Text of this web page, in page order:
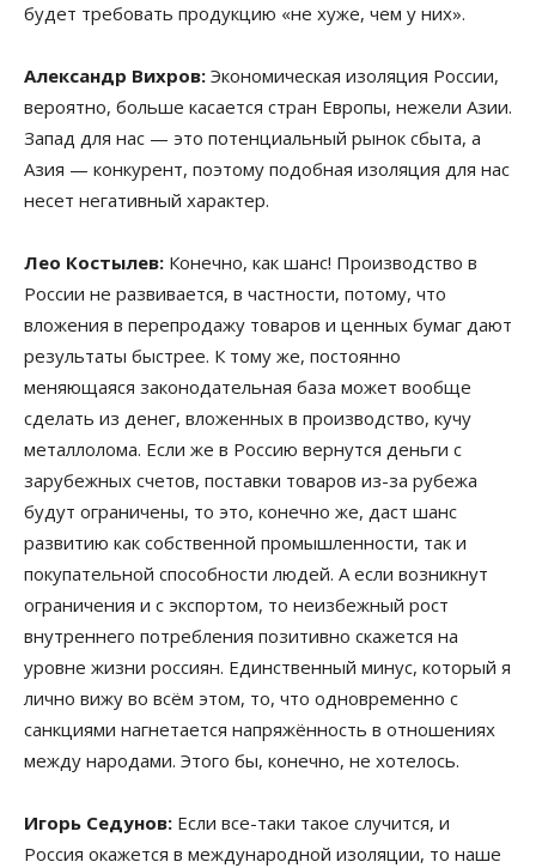
будет требовать продукцию «не хуже, чем у них».
Александр Вихров: Экономическая изоляция России,
вероятно, больше касается стран Европы, нежели Азии.
Запад для нас — это потенциальный рынок сбыта, а
Азия — конкурент, поэтому подобная изоляция для нас
несет негативный характер.
Лео Костылев: Конечно, как шанс! Производство в
России не развивается, в частности, потому, что
вложения в перепродажу товаров и ценных бумаг дают
результаты быстрее. К тому же, постоянно
меняющаяся законодательная база может вообще
сделать из денег, вложенных в производство, кучу
металлолома. Если же в Россию вернутся деньги с
зарубежных счетов, поставки товаров из-за рубежа
будут ограничены, то это, конечно же, даст шанс
развитию как собственной промышленности, так и
покупательной способности людей. А если возникнут
ограничения и с экспортом, то неизбежный рост
внутреннего потребления позитивно скажется на
уровне жизни россиян. Единственный минус, который я
лично вижу во всём этом, то, что одновременно с
санкциями нагнетается напряжённость в отношениях
между народами. Этого бы, конечно, не хотелось.
Игорь Седунов: Если все-таки такое случится, и
Россия окажется в международной изоляции, то наше